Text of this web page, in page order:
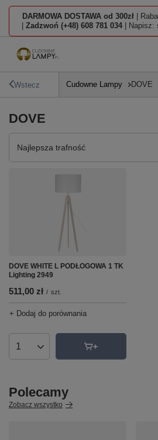
DARMOWA DOSTAWA od 300zł |
Zadzwoń (+48) 608 781 034 | Napisz:
Wstecz Cudowne Lampy DOVE
DOVE
Zmień sortowanie
Najlepsza trafność
DOVE WHITE L PODŁOGOWA 1 TK
Lighting 2949
511,00 zł / szt.
+ Dodaj do porównania
Ilość produktów
Polecamy
Zobacz wszystko